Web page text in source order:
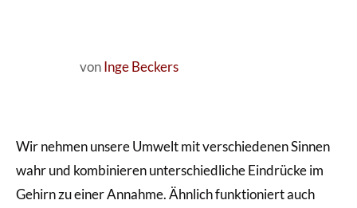
vonInge Beckers
Wir nehmen unsere Umwelt mit verschiedenen Sinnen
wahr und kombinieren unterschiedliche Eindrücke im
Gehirn zu einer Annahme. Ähnlich funktioniert auch